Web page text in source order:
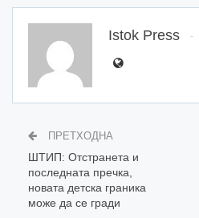
Istok Press
ПРЕТХОДНА
ШТИП: Отстранета и
последната пречка,
новата детска граника
може да се гради